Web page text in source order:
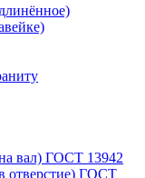
вал) ГОСТ 13942
отверстие) ГОСТ